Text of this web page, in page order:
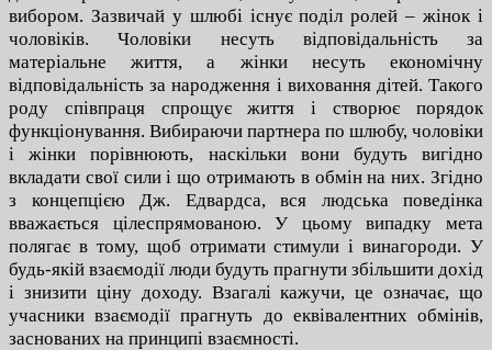
вибором. Зазвичай у шлюбі існує поділ ролей – жінок і
чоловіків. Чоловіки несуть відповідальність за
матеріальне життя, а жінки несуть економічну
відповідальність за народження і виховання дітей. Такого
роду співпраця спрощує життя і створює порядок
функціонування. Вибираючи партнера по шлюбу, чоловіки
і жінки порівнюють, наскільки вони будуть вигідно
вкладати свої сили і що отримають в обмін на них. Згідно
з концепцією Дж. Едвардса, вся людська поведінка
вважається цілеспрямованою. У цьому випадку мета
полягає в тому, щоб отримати стимули і винагороди. У
будь-якій взаємодії люди будуть прагнути збільшити дохід
і знизити ціну доходу. Взагалі кажучи, це означає, що
учасники взаємодії прагнуть до еквівалентних обмінів,
заснованих на принципі взаємності.